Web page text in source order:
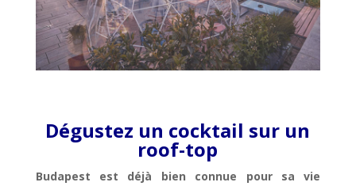
Dégustez un cocktail sur un
roof-top
Budapest est déjà bien connue pour sa vie